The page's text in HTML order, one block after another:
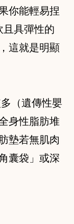
你能輕易捏
具彈性的
這就是明顯
（遺傳性嬰
身性脂肪堆
墊若無肌肉
囊袋」或深